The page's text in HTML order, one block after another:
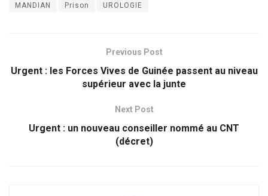
MANDIAN Prison UROLOGIE
Previous Post
Urgent : les Forces Vives de Guinée passent au niveau
supérieur avec la junte
Next Post
Urgent : un nouveau conseiller nommé au CNT
(décret)